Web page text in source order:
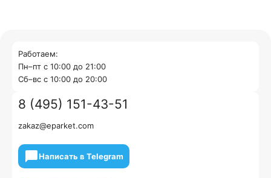
Работаем:
Пн–пт с 10:00 до 21:00
Cб–вс с 10:00 до 20:00
8 (495) 151-43-51
zakaz@eparket.com
Написать в Telegram